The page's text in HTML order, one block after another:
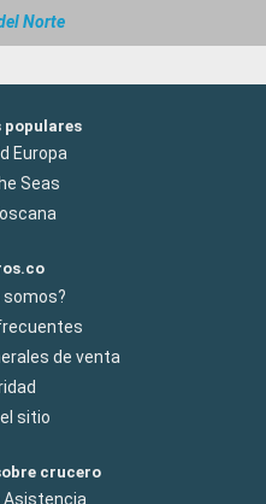
Norte
populares
Europa
Seas
somos?
de venta
sitio
crucero
Asistencia